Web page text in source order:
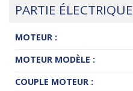
PARTIE ÉLECTRIQUE
MOTEUR :
MOTEUR MODÈLE :
COUPLE MOTEUR :